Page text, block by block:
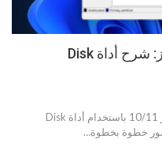
تقسيم القرص الصلب في ويندوز: شرح أداة Disk
تعلم كيفية تقسيم القرص الصلب في ويندوز 10/11 باستخدام أداة Disk